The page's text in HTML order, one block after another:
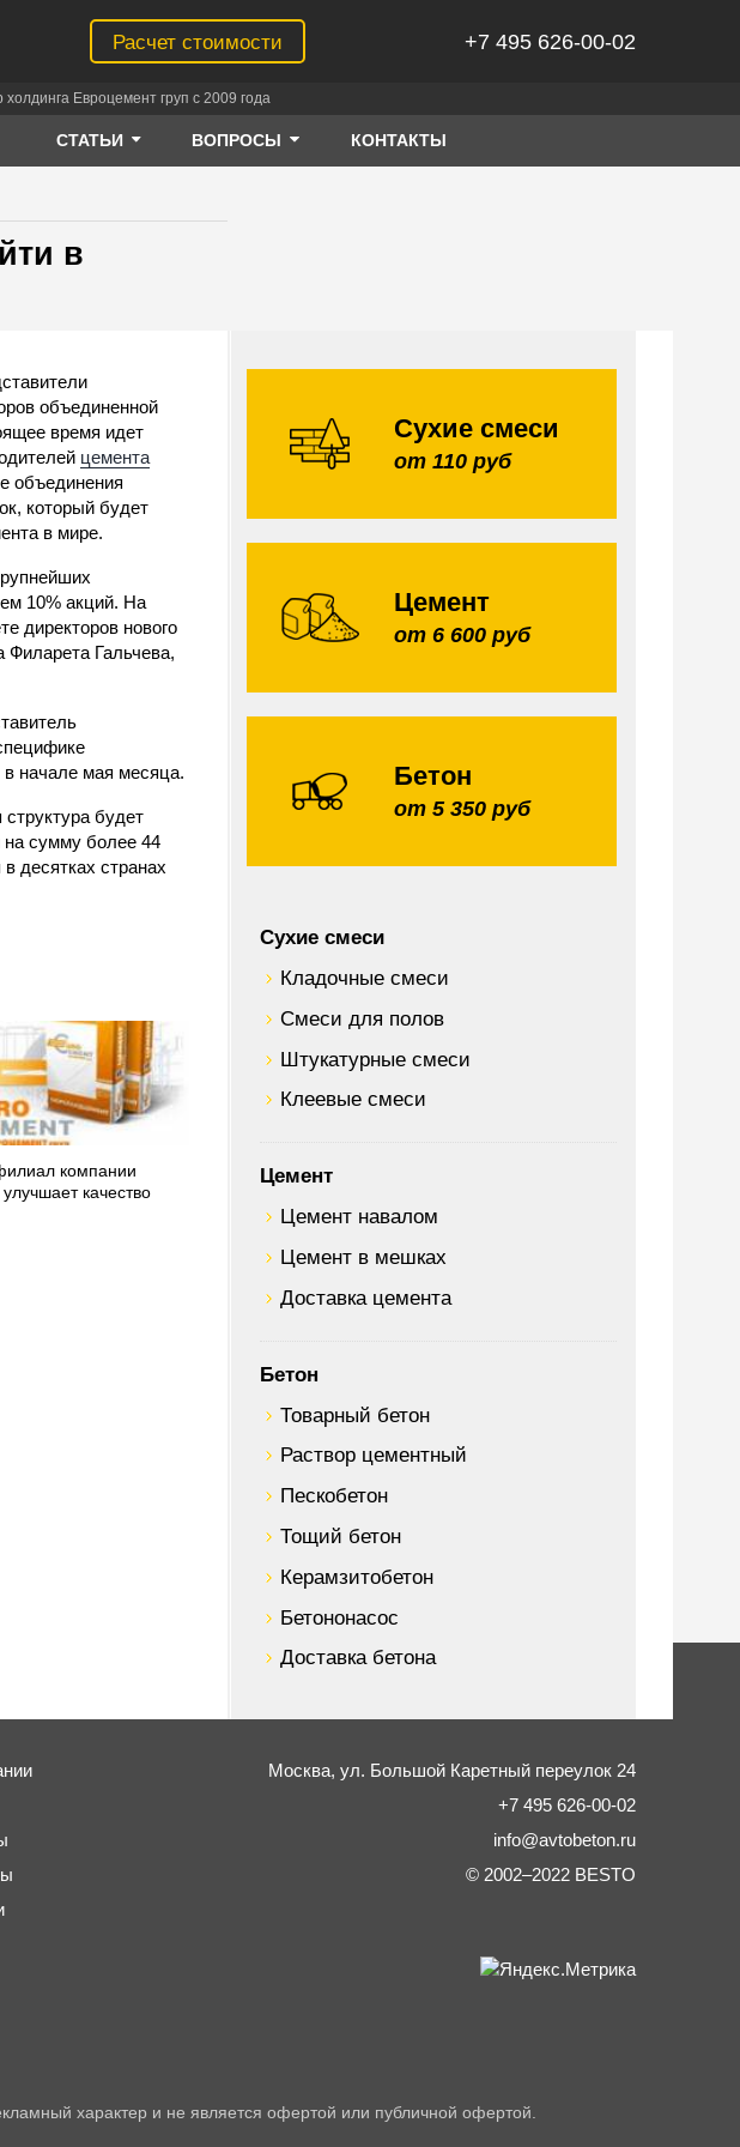
Расчет стоимости +7 495 626-00-02
Евроцемент груп с 2009 года
СТАТЬИ ВОПРОСЫ КОНТАКТЫ
в
объединенной
время идет
цемента
объединения
который будет
в мире.
10% акций. На
директоров нового
Гальчева,
начале мая месяца.
будет
на сумму более 44
десятках странах
компании
качество
Сухие смеси
от 110 руб
Цемент
от 6 600 руб
Бетон
от 5 350 руб
Сухие смеси
Кладочные смеси
Смеси для полов
Штукатурные смеси
Клеевые смеси
Цемент
Цемент навалом
Цемент в мешках
Доставка цемента
Бетон
Товарный бетон
Раствор цементный
Пескобетон
Тощий бетон
Керамзитобетон
Бетононасос
Доставка бетона
Москва, ул. Большой Каретный переулок 24
+7 495 626-00-02
info@avtobeton.ru
© 2002–2022 BESTO
характер и не является офертой или публичной офертой.